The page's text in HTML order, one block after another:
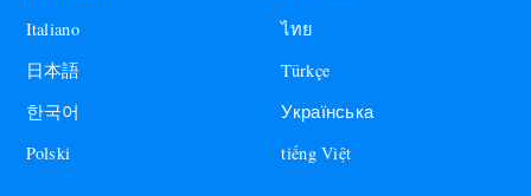
Italiano
日本語
한국어
Polski
ไทย
Türkçe
Українська
tiếng Việt